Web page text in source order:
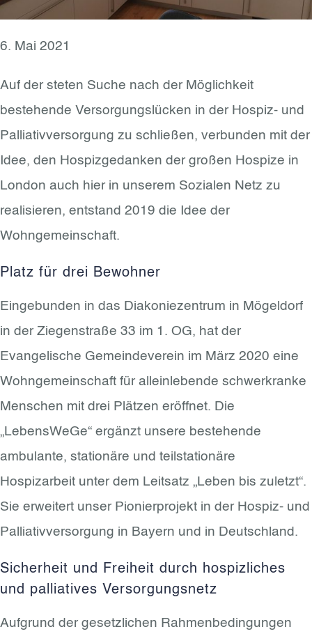
6. Mai 2021
Auf der steten Suche nach der Möglichkeit
bestehende Versorgungslücken in der Hospiz- und
Palliativversorgung zu schließen, verbunden mit der
Idee, den Hospizgedanken der großen Hospize in
London auch hier in unserem Sozialen Netz zu
realisieren, entstand 2019 die Idee der
Wohngemeinschaft.
Platz für drei Bewohner
Eingebunden in das Diakoniezentrum in Mögeldorf
in der Ziegenstraße 33 im 1. OG, hat der
Evangelische Gemeindeverein im März 2020 eine
Wohngemeinschaft für alleinlebende schwerkranke
Menschen mit drei Plätzen eröffnet. Die
„LebensWeGe“ ergänzt unsere bestehende
ambulante, stationäre und teilstationäre
Hospizarbeit unter dem Leitsatz „Leben bis zuletzt“.
Sie erweitert unser Pionierprojekt in der Hospiz- und
Palliativversorgung in Bayern und in Deutschland.
Sicherheit und Freiheit durch hospizliches
und palliatives Versorgungsnetz
Aufgrund der gesetzlichen Rahmenbedingungen